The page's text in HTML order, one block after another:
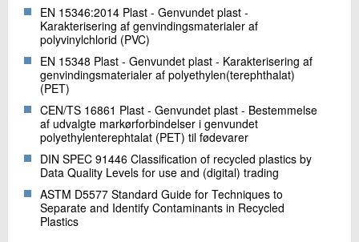
EN 15346:2014 Plast - Genvundet plast -
Karakterisering af genvindingsmaterialer af
polyvinylchlorid (PVC)
EN 15348 Plast - Genvundet plast - Karakterisering af
genvindingsmaterialer af polyethylen(terephthalat)
(PET)
CEN/TS 16861 Plast - Genvundet plast - Bestemmelse
af udvalgte markørforbindelser i genvundet
polyethylenterephtalat (PET) til fødevarer
DIN SPEC 91446 Classification of recycled plastics by
Data Quality Levels for use and (digital) trading
ASTM D5577 Standard Guide for Techniques to
Separate and Identify Contaminants in Recycled
Plastics